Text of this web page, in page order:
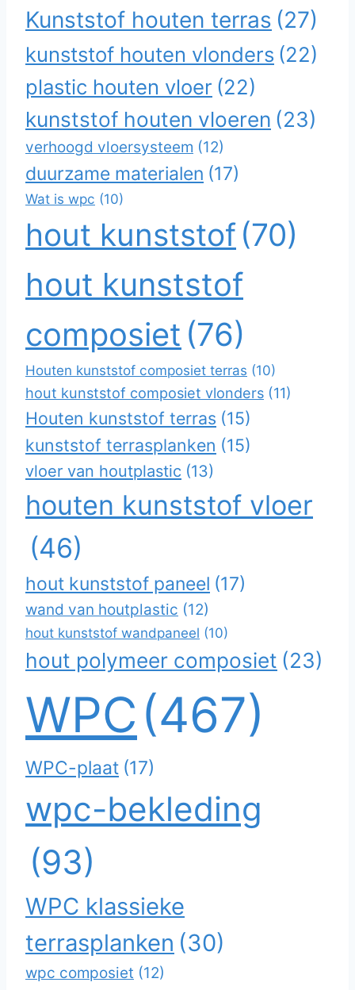
Kunststof houten terras (27)
kunststof houten vlonders (22)
plastic houten vloer (22)
kunststof houten vloeren (23)
verhoogd vloersysteem (12)
duurzame materialen (17)
Wat is wpc (10)
hout kunststof(70)
hout kunststof
composiet (76)
Houten kunststof composiet terras (10)
hout kunststof composiet vlonders (11)
Houten kunststof terras (15)
kunststof terrasplanken (15)
vloer van houtplastic (13)
houten kunststof vloer
(46)
hout kunststof paneel (17)
wand van houtplastic (12)
hout kunststof wandpaneel (10)
hout polymeer composiet (23)
WPC(467)
WPC-plaat (17)
wpc-bekleding
(93)
WPC klassieke
terrasplanken (30)
wpc composiet (12)